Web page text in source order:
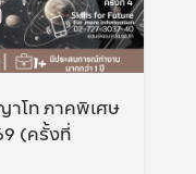
โท ภาคพิเศษ
(ครั้งที่